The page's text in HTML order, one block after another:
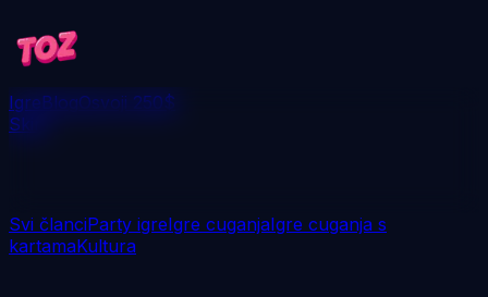
IgreBlogOsvoji 250$
Skini
Svi članciParty igreIgre cuganjaIgre cuganja s
kartamaKultura